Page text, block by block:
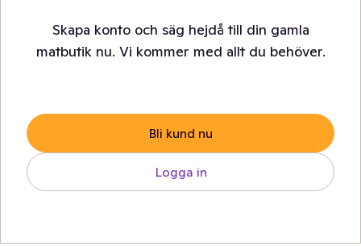
Skapa konto och säg hejdå till din gamla
matbutik nu. Vi kommer med allt du behöver.
Bli kund nu
Logga in